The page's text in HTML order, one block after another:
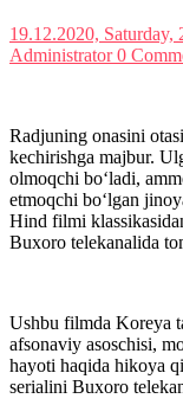
19.12.2020, Saturday,
Administrator0
Radjuning onasini
kechirishga majbur.
olmoqchi bo‘ladi,
etmoqchi bo‘lgan
Hind filmi
Buxoro telekanalida
Ushbu filmda Koreya
afsonaviy asoschisi,
hayoti haqida hikoya
serialini Buxoro